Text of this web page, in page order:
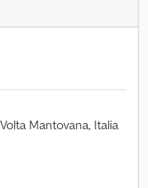
Mantovana, Italia